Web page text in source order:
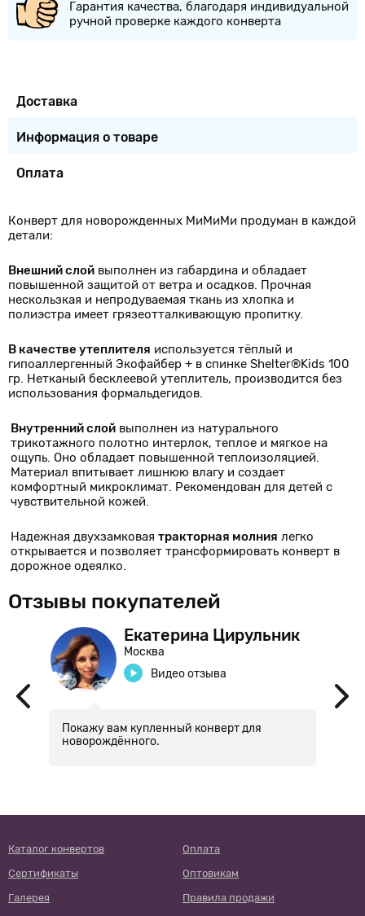
Гарантия качества, благодаря индивидуальной
ручной проверке каждого конверта
Доставка
Информация о товаре
Оплата
Конверт для новорожденных МиМиМи продуман в каждой
детали:
Внешний слой выполнен из габардина и обладает
повышенной защитой от ветра и осадков. Прочная
нескользкая и непродуваемая ткань из хлопка и
полиэстра имеет грязеотталкивающую пропитку.
В качестве утеплителя используется тёплый и
гипоаллергенный Экофайбер + в спинке Shelter®Kids 100
гр. Нетканый бесклеевой утеплитель, производится без
использования формальдегидов.
Внутренний слой выполнен из натурального
трикотажного полотно интерлок, теплое и мягкое на
ощупь. Оно обладает повышенной теплоизоляцией.
Материал впитывает лишнюю влагу и создает
комфортный микроклимат. Рекомендован для детей с
чувствительной кожей.
Надежная двухзамковая тракторная молния легко
открывается и позволяет трансформировать конверт в
дорожное одеялко.
Отзывы покупателей
Екатерина Цирульник
Москва
Видео отзыва
Покажу вам купленный конверт для
новорождённого.
Каталог конвертов
Оплата
Сертификаты
Оптовикам
Галерея
Правила продажи